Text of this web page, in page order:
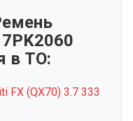
в ТО:
FX (QX70) 3.7 333